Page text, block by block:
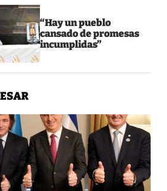
“Hay un pueblo
cansado de promesas
incumplidas”